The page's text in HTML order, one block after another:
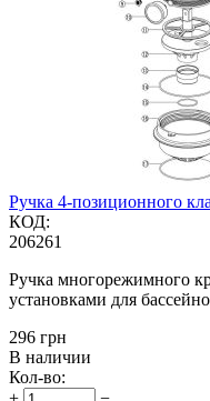
Ручка 4-позиционного
КОД:
206261
Ручка многорежимного
установками для
‍296‍ грн
В наличии
Кол-во: